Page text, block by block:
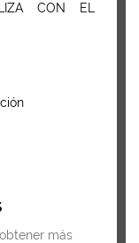
CON EL
más